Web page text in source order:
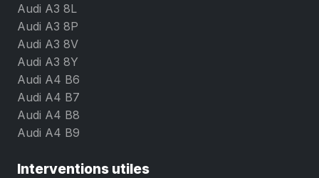
Audi A3 8L
Audi A3 8P
Audi A3 8V
Audi A3 8Y
Audi A4 B6
Audi A4 B7
Audi A4 B8
Audi A4 B9
Interventions utiles